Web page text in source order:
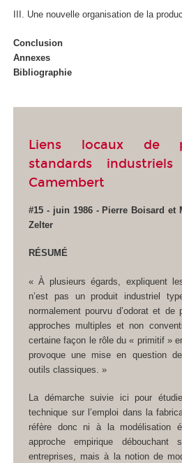
III. Une nouvelle organisation de la
Conclusion
Annexes
Bibliographie
Liens locaux de
standards
Camembert
#15 - juin 1986 - Pierre Boisard et
Zelter
RÉSUMÉ
« À plusieurs égards, expliquent
n’est pas un produit industriel
normalement pourvu d’odorat et
approches multiples et non
certaine façon le rôle du « primitif »
provoque une mise en question
outils classiques. »
La démarche suivie ici pour
technique sur l’emploi dans la
réfère donc ni à la modélisation
approche empirique
entreprises, mais à la notion de